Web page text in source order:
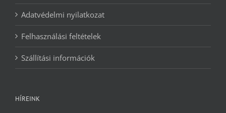
Adatvédelmi nyilatkozat
Felhasználási feltételek
Szállítási információk
HÍREINK